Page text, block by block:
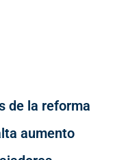
de la reforma
aumento